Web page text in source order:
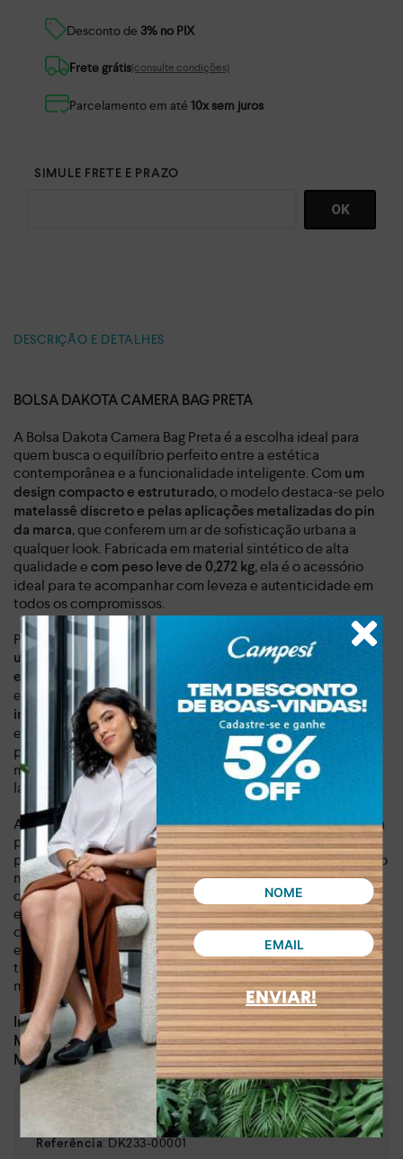
Nome
Email
ENVIAR!
Desconto de 3% no PIX
Frete grátis(consulte condições)
Parcelamento em até 10x sem juros
DESCRIÇÃO E DETALHES
BOLSA DAKOTA CAMERA BAG PRETA
A Bolsa Dakota Camera Bag Preta é a escolha ideal para
quem busca o equilíbrio perfeito entre a estética
contemporânea e a funcionalidade inteligente. Com um
design compacto e estruturado, o modelo destaca-se pelo
matelassê discreto e pelas aplicações metalizadas do pin
da marca, que conferem um ar de sofisticação urbana a
qualquer look. Fabricada em material sintético de alta
qualidade e com peso leve de 0,272 kg, ela é o acessório
ideal para te acompanhar com leveza e autenticidade em
todos os compromissos.
Projetada para facilitar o seu dia a dia, esta peça conta com
um fechamento em zíper reforçado e um surpreendente
espaço interno
, garantindo que seus itens indispensáveis
estejam sempre seguros e ao alcance das mãos. Adivisória
interna estratégicapermite uma organização impecável,
enquanto a alça fixa de 46 cm
oferece o caimento perfeito
para o uso tiracolo, proporcionando liberdade de
movimento e um toque de modernidade ao seu visual de
lazer ou trabalho.
Adotar a Camera Bag Dakota é investir em um estilo de vida
prático sem abrir mão da elegância. Sua versatilidade
permite transitar facilmente entre um passeio descontraído
no fim de semana e um evento casual, adaptando-se a
diferentes personalidades e guarda-roupas. Sinta a
exclusividade de um design minimalista que não apenas
carrega seus pertences, mas comunica bom gosto e atitude
em cada detalhe. É a peça-chave que faltava para
transformar produções básicas em composições
memoráveis.
Indicado para:Dia a dia, lazer
Material:Sintético
Medidas da bolsa: 21 x 14 x 8 cm
Referência:DK233-00001